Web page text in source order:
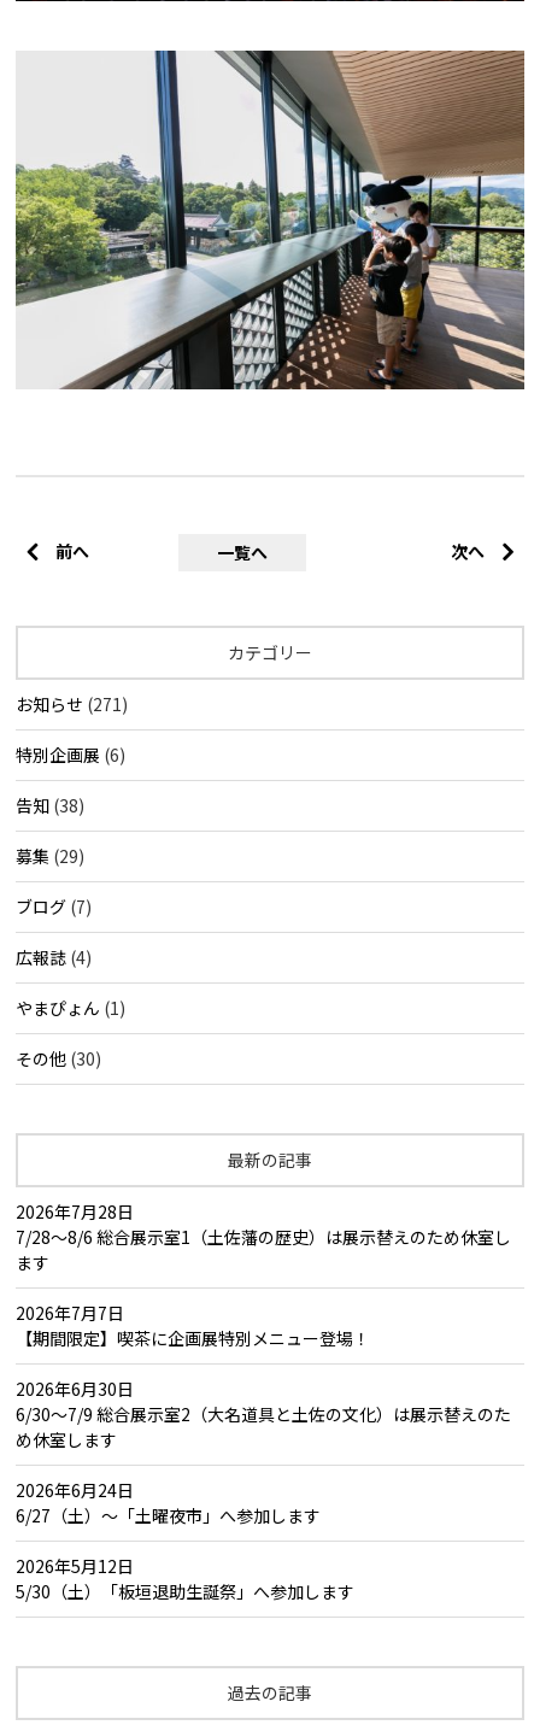
前へ 一覧へ 次へ
カテゴリー
お知らせ (271)
特別企画展 (6)
告知 (38)
募集 (29)
ブログ (7)
広報誌 (4)
やまぴょん (1)
その他 (30)
最新の記事
2026年7月28日
7/28～8/6 総合展示室1（土佐藩の歴史）は展示替えのため休室し
ます
2026年7月7日
【期間限定】喫茶に企画展特別メニュー登場！
2026年6月30日
6/30～7/9 総合展示室2（大名道具と土佐の文化）は展示替えのた
め休室します
2026年6月24日
6/27（土）～「土曜夜市」へ参加します
2026年5月12日
5/30（土）「板垣退助生誕祭」へ参加します
過去の記事